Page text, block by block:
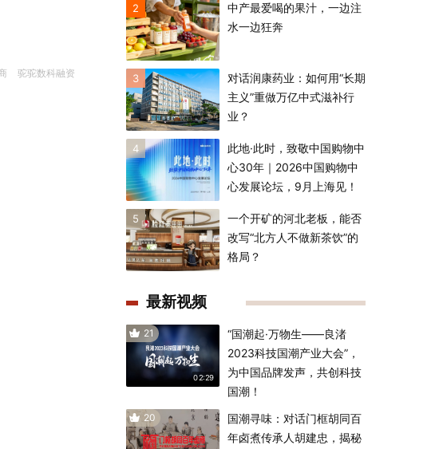
驼驼数科融资
2
中产最爱喝的果汁，一边注
水一边狂奔
3
对话润康药业：如何用“长期
主义”重做万亿中式滋补行
业？
4
此地·此时，致敬中国购物中
心30年｜2026中国购物中
心发展论坛，9月上海见！
5
一个开矿的河北老板，能否
改写“北方人不做新茶饮”的
格局？
最新视频
21
02:29
“国潮起·万物生——良渚
2023科技国潮产业大会”，
为中国品牌发声，共创科技
国潮！
20
国潮寻味：对话门框胡同百
年卤煮传承人胡建忠，揭秘